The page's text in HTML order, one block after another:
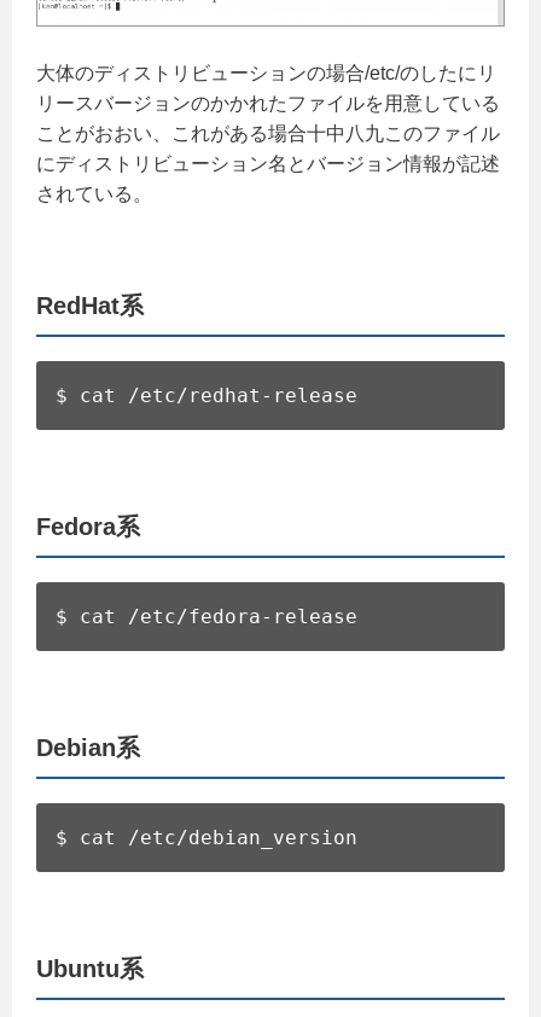
大体のディストリビューションの場合/etc/のしたにリ
リースバージョンのかかれたファイルを用意している
ことがおおい、これがある場合十中八九このファイル
にディストリビューション名とバージョン情報が記述
されている。
RedHat系
$ cat /etc/redhat-release
Fedora系
$ cat /etc/fedora-release
Debian系
$ cat /etc/debian_version
Ubuntu系